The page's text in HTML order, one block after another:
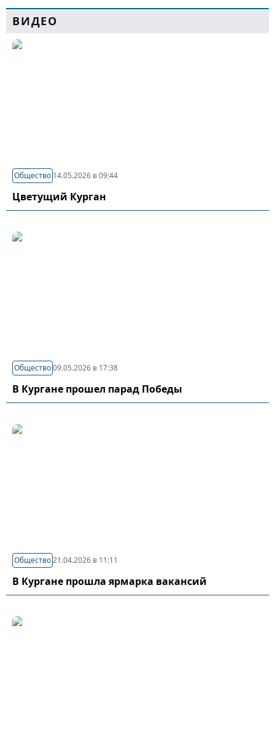
ВИДЕО
Общество 14.05.2026 в 09:44
Цветущий Курган
Общество09.05.2026 в 17:38
В Кургане прошел парад Победы
Общество21.04.2026 в 11:11
В Кургане прошла ярмарка вакансий